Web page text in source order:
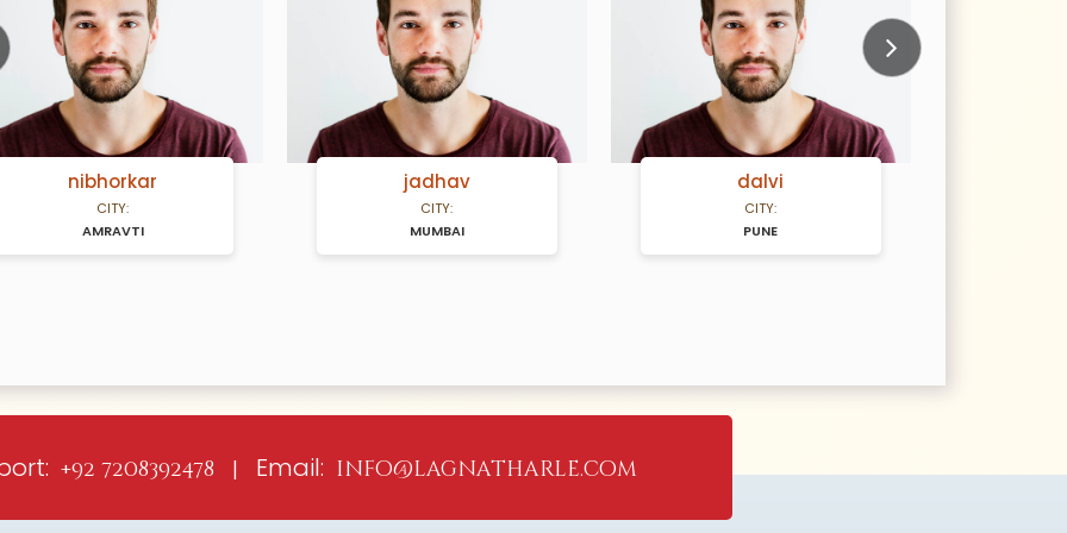
jadhav
CITY:
MUMBAI
dalvi
CITY:
PUNE
SANMUKH
CITY:
SANGLI
+92 7208392478 | Email: info@lagnatharle.com